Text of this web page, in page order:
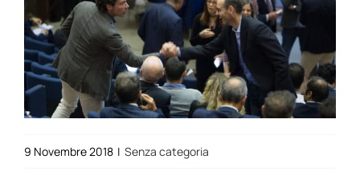
9 Novembre 2018 | Senza categoria